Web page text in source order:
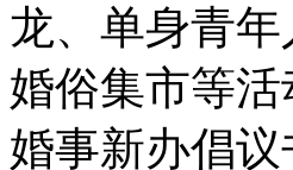
龙、单身青
婚俗集市等
婚事新办倡